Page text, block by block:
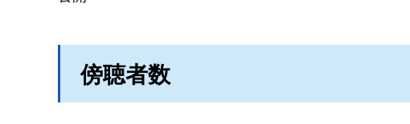
傍聴者数